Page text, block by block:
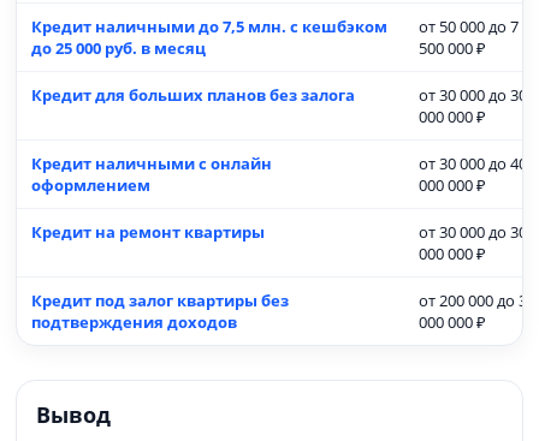
Кредит наличными до 7,5 млн. с кешбэком
до 25 000 руб. в месяц
от 50 000 до 7
500 000 ₽
Кредит для больших планов без залога
от 30 000 до 30
000 000 ₽
Кредит наличными с онлайн
оформлением
от 30 000 до 40
000 000 ₽
Кредит на ремонт квартиры
от 30 000 до 30
000 000 ₽
Кредит под залог квартиры без
подтверждения доходов
от 200 000 до 30
000 000 ₽
Вывод